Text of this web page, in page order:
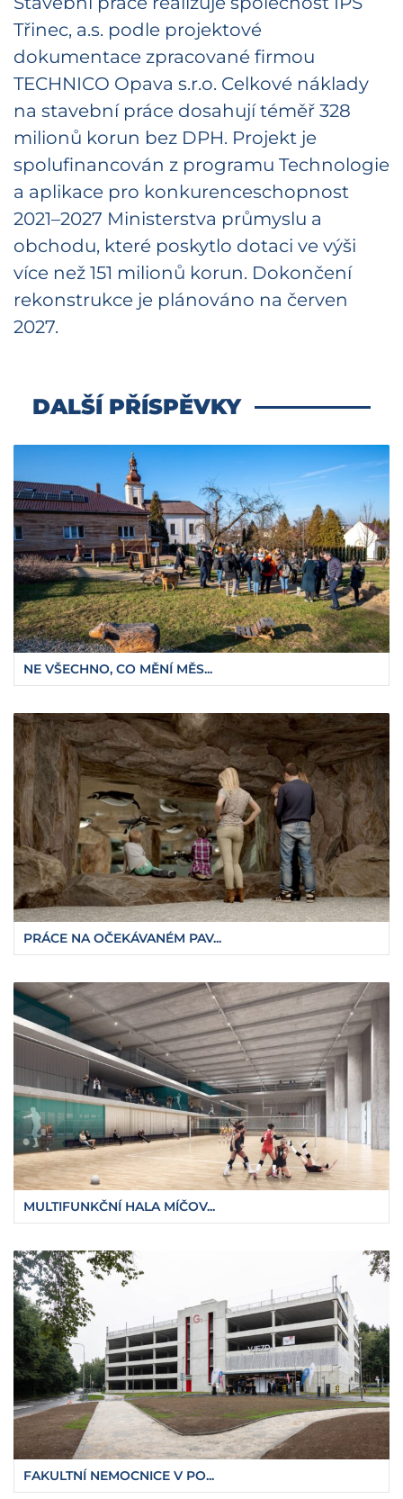
Třinec, a.s. podle projektové
dokumentace zpracované firmou
TECHNICO Opava s.r.o. Celkové náklady
na stavební práce dosahují téměř 328
milionů korun bez DPH. Projekt je
spolufinancován z programu Technologie
a aplikace pro konkurenceschopnost
2021–2027 Ministerstva průmyslu a
obchodu, které poskytlo dotaci ve výši
více než 151 milionů korun. Dokončení
rekonstrukce je plánováno na červen
2027.
DALŠÍ PŘÍSPĚVKY
NE VŠECHNO, CO MĚNÍ MĚS...
PRÁCE NA OČEKÁVANÉM PAV...
MULTIFUNKČNÍ HALA MÍČOV...
FAKULTNÍ NEMOCNICE V PO...